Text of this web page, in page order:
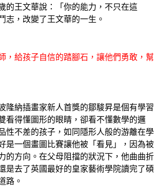
的王文華說：「你的能力，不只在這
志，改變了王文華的一生。
，給孩子自信的踏腳石，讓他們勇敢，幫
隆納插畫家新人首獎的鄒駿昇是個有學習
看得懂圖形的眼睛，卻看不懂數學的邏
性不差的孩子，如同隱形人般的游離在學
是一個畫圖比賽讓他被「看見」，因為被
的方向。在父母阻擋的狀況下，他曲曲折
是去了英國最好的皇家藝術學院讀完了碩
路。